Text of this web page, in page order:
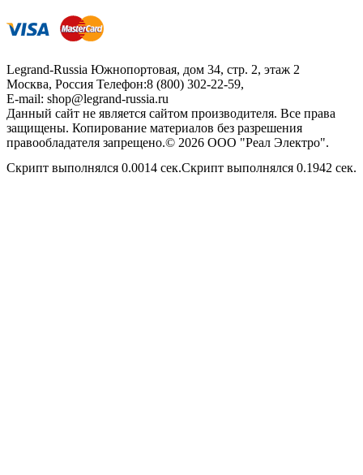
Legrand-Russia Южнопортовая, дом 34, стр. 2, этаж 2
Москва, Россия Телефон:8 (800) 302-22-59,
E-mail: shop@legrand-russia.ru
Данный сайт не является сайтом производителя. Все права
защищены. Копирование материалов без разрешения
правообладателя запрещено.© 2026 ООО "Реал Электро".
Скрипт выполнялся 0.0014 сек.Скрипт выполнялся 0.1942 сек.